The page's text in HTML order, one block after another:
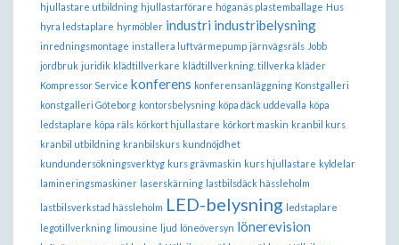
hjullastare utbildning hjullastarförare höganäs plastemballage Hus
hyra ledstaplare hyrmöbler industri industribelysning
inredningsmontage installera luftvärmepump järnvägsräls Jobb
jordbruk juridik klädtillverkare klädtillverkning. tillverka kläder
Kompressor Service konferens konferensanläggning Konstgalleri
konstgalleri Göteborg kontorsbelysning köpa däck uddevalla köpa
ledstaplare köpa räls körkort hjullastare körkort maskin kranbil kurs
kranbil utbildning kranbilskurs kundnöjdhet
kundundersökningsverktyg kurs grävmaskin kurs hjullastare kyldelar
lamineringsmaskiner laserskärning lastbilsdäck hässleholm
lastbilsverkstad hässleholm LED-belysning
ledstaplare
legotillverkning limousine ljud löneöversyn lönerevision